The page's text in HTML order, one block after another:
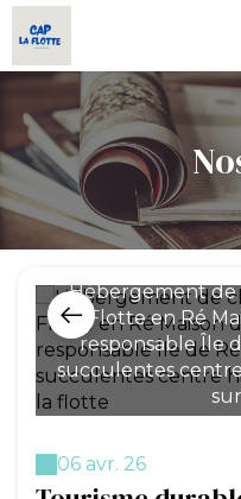
Hébergement de
Flotte en Ré
responsable Île
succulentes
06 avr. 26